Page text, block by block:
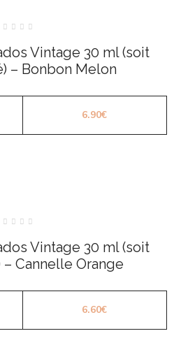
Vintage 30 ml (soit
– Bonbon Melon
6.90€
Vintage 30 ml (soit
– Cannelle Orange
6.60€